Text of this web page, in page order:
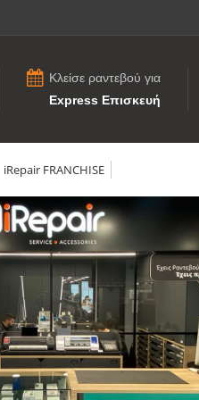
Κλείσε ραντεβού για
Express Επισκευή
iRepair FRANCHISE